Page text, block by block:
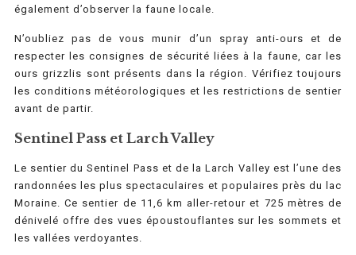
également d’observer la faune locale.
N’oubliez pas de vous munir d’un spray anti-ours et de
respecter les consignes de sécurité liées à la faune, car les
ours grizzlis sont présents dans la région. Vérifiez toujours
les conditions météorologiques et les restrictions de sentier
avant de partir.
Sentinel Pass et Larch Valley
Le sentier du Sentinel Pass et de la Larch Valley est l’une des
randonnées les plus spectaculaires et populaires près du lac
Moraine. Ce sentier de 11,6 km aller-retour et 725 mètres de
dénivelé offre des vues époustouflantes sur les sommets et
les vallées verdoyantes.